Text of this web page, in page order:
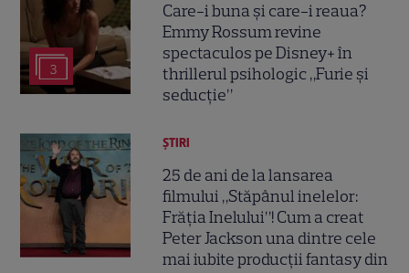
3
Care-i buna și care-i reaua?
Emmy Rossum revine
spectaculos pe Disney+ în
thrillerul psihologic „Furie și
seducție”
ȘTIRI
25 de ani de la lansarea
filmului „Stăpânul inelelor:
Frăția Inelului”! Cum a creat
Peter Jackson una dintre cele
mai iubite producții fantasy din